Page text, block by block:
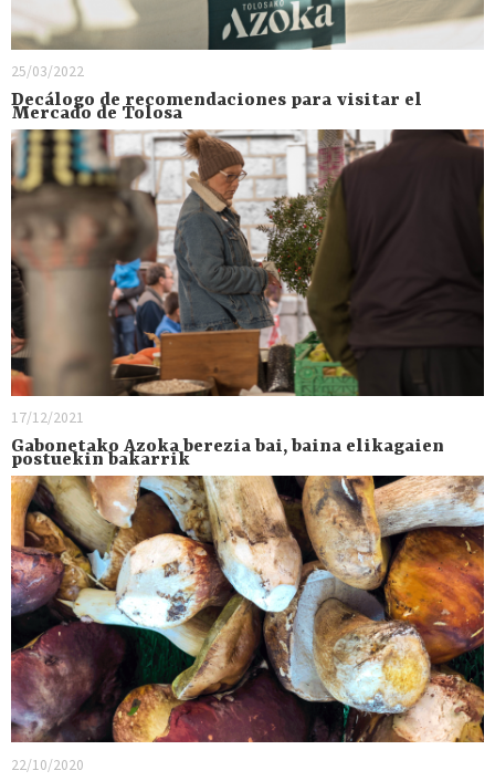
25/03/2022
Decálogo de recomendaciones para visitar el
Mercado de Tolosa
17/12/2021
Gabonetako Azoka berezia bai, baina elikagaien
postuekin bakarrik
22/10/2020